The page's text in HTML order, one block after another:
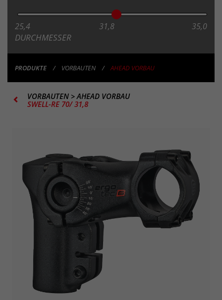
25,4 31,8 35,0
DURCHMESSER
PRODUKTE VORBAUTEN AHEAD VORBAU
VORBAUTEN >AHEAD VORBAU
SWELL-RE 70/ 31,8